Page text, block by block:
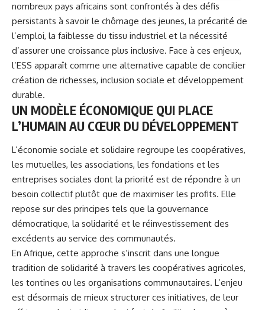
nombreux pays africains sont confrontés à des défis
persistants à savoir le chômage des jeunes, la précarité de
l’emploi, la faiblesse du tissu industriel et la nécessité
d’assurer une croissance plus inclusive. Face à ces enjeux,
l’ESS apparaît comme une alternative capable de concilier
création de richesses, inclusion sociale et développement
durable.
UN MODÈLE ÉCONOMIQUE QUI PLACE
L’HUMAIN AU CŒUR DU DÉVELOPPEMENT
L’économie sociale et solidaire regroupe les coopératives,
les mutuelles, les associations, les fondations et les
entreprises sociales dont la priorité est de répondre à un
besoin collectif plutôt que de maximiser les profits. Elle
repose sur des principes tels que la gouvernance
démocratique, la solidarité et le réinvestissement des
excédents au service des communautés.
En Afrique, cette approche s’inscrit dans une longue
tradition de solidarité à travers les coopératives agricoles,
les tontines ou les organisations communautaires. L’enjeu
est désormais de mieux structurer ces initiatives, de leur